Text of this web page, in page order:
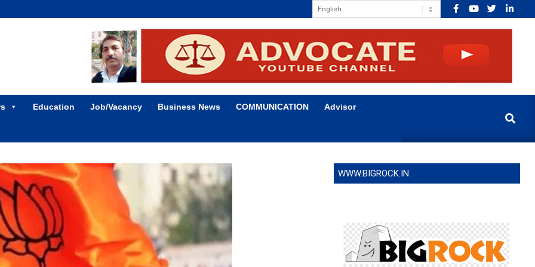
Education Job/Vacancy Business News COMMUNICATION Advisor
Search
WWW.BIGROCK.IN